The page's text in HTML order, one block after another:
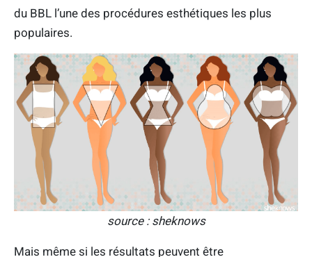
du BBL l’une des procédures esthétiques les plus
populaires.
source : sheknows
Mais même si les résultats peuvent être